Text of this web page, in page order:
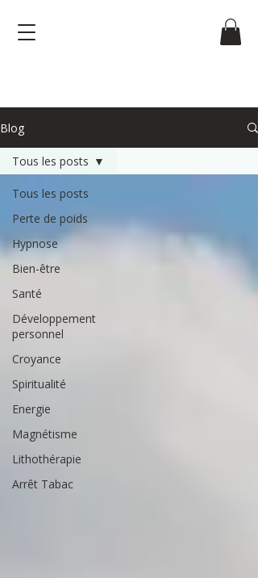
Blog
Tous les posts
Perte de poids
Hypnose
Bien-être
Santé
Développement
personnel
Croyance
Spiritualité
Energie
Magnétisme
Lithothérapie
Arrêt Tabac
Tous les posts